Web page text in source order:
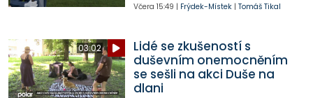
Včera 15:49 | Frýdek-Místek| Tomáš Tikal
03:02
Lidé se zkušeností s
duševním onemocněním
se sešli na akci Duše na
dlani